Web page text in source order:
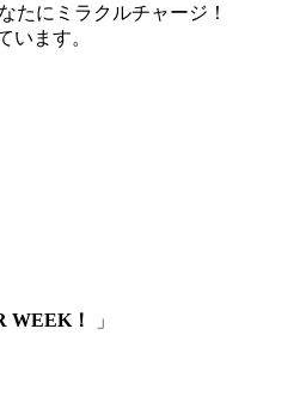
たにミラクルチャージ！
います。
WEEK！ 」